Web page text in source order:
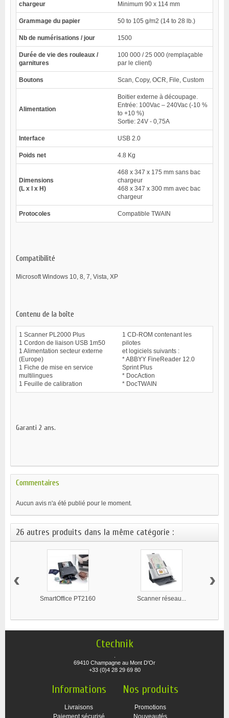
chargeur
Minimum 90 x 114 mm
Grammage du papier 50 to 105 g/m2 (14 to 28 lb.)
Nb de numérisations / jour 1500
Durée de vie des rouleaux /
garnitures
100 000 / 25 000 (remplaçable
par le client)
Boutons Scan, Copy, OCR, File, Custom
Alimentation
Boitier externe à découpage.
Entrée: 100Vac – 240Vac (-10 %
to +10 %)
Sortie: 24V - 0,75A
Interface USB 2.0
Poids net 4.8 Kg
Dimensions
(L x l x H)
468 x 347 x 175 mm sans bac
chargeur
468 x 347 x 300 mm avec bac
chargeur
Protocoles Compatible TWAIN
Compatibilité
Microsoft Windows 10, 8, 7, Vista, XP
Contenu de la boîte
1 Scanner PL2000 Plus
1 Cordon de liaison USB 1m50
1 Alimentation secteur externe
(Europe)
1 Fiche de mise en service
multilingues
1 Feuille de calibration
1 CD-ROM contenant les
pilotes
et logiciels suivants :
* ABBYY FineReader 12.0
Sprint Plus
* DocAction
* DocTWAIN
Garanti 2 ans.
Commentaires
Aucun avis n'a été publié pour le moment.
26 autres produits dans la même catégorie :
SmartOffice PT2160 Scanner réseau...
‹ ›
Ctechnik
69410 Champagne au Mont D'Or
+33 (0)4 28 29 69 80
Informations
Livraisons
Paiement sécurisé
Nos produits
Promotions
Nouveautés